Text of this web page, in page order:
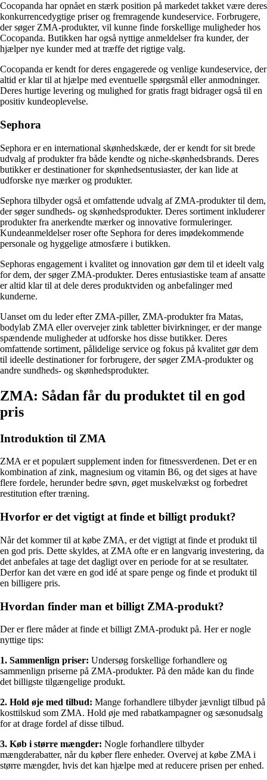
Cocopanda har opnået en stærk position på markedet takket være deres
konkurrencedygtige priser og fremragende kundeservice. Forbrugere,
der søger ZMA-produkter, vil kunne finde forskellige muligheder hos
Cocopanda. Butikken har også nyttige anmeldelser fra kunder, der
hjælper nye kunder med at træffe det rigtige valg.
Cocopanda er kendt for deres engagerede og venlige kundeservice, der
altid er klar til at hjælpe med eventuelle spørgsmål eller anmodninger.
Deres hurtige levering og mulighed for gratis fragt bidrager også til en
positiv kundeoplevelse.
Sephora
Sephora er en international skønhedskæde, der er kendt for sit brede
udvalg af produkter fra både kendte og niche-skønhedsbrands. Deres
butikker er destinationer for skønhedsentusiaster, der kan lide at
udforske nye mærker og produkter.
Sephora tilbyder også et omfattende udvalg af ZMA-produkter til dem,
der søger sundheds- og skønhedsprodukter. Deres sortiment inkluderer
produkter fra anerkendte mærker og innovative formuleringer.
Kundeanmeldelser roser ofte Sephora for deres imødekommende
personale og hyggelige atmosfære i butikken.
Sephoras engagement i kvalitet og innovation gør dem til et ideelt valg
for dem, der søger ZMA-produkter. Deres entusiastiske team af ansatte
er altid klar til at dele deres produktviden og anbefalinger med
kunderne.
Uanset om du leder efter ZMA-piller, ZMA-produkter fra Matas,
bodylab ZMA eller overvejer zink tabletter bivirkninger, er der mange
spændende muligheder at udforske hos disse butikker. Deres
omfattende sortiment, pålidelige service og fokus på kvalitet gør dem
til ideelle destinationer for forbrugere, der søger ZMA-produkter og
andre sundheds- og skønhedsprodukter.
ZMA: Sådan får du produktet til en god
pris
Introduktion til ZMA
ZMA er et populært supplement inden for fitnessverdenen. Det er en
kombination af zink, magnesium og vitamin B6, og det siges at have
flere fordele, herunder bedre søvn, øget muskelvækst og forbedret
restitution efter træning.
Hvorfor er det vigtigt at finde et billigt produkt?
Når det kommer til at købe ZMA, er det vigtigt at finde et produkt til
en god pris. Dette skyldes, at ZMA ofte er en langvarig investering, da
det anbefales at tage det dagligt over en periode for at se resultater.
Derfor kan det være en god idé at spare penge og finde et produkt til
en billigere pris.
Hvordan finder man et billigt ZMA-produkt?
Der er flere måder at finde et billigt ZMA-produkt på. Her er nogle
nyttige tips:
1. Sammenlign priser: Undersøg forskellige forhandlere og
sammenlign priserne på ZMA-produkter. På den måde kan du finde
det billigste tilgængelige produkt.
2. Hold øje med tilbud: Mange forhandlere tilbyder jævnligt tilbud på
kosttilskud som ZMA. Hold øje med rabatkampagner og sæsonudsalg
for at drage fordel af disse tilbud.
3. Køb i større mængder: Nogle forhandlere tilbyder
mængderabatter, når du køber flere enheder. Overvej at købe ZMA i
større mængder, hvis det kan hjælpe med at reducere prisen per enhed.